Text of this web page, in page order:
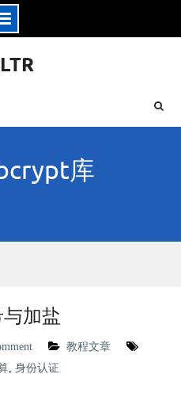
库
加盐
教程文章
, 身份认证